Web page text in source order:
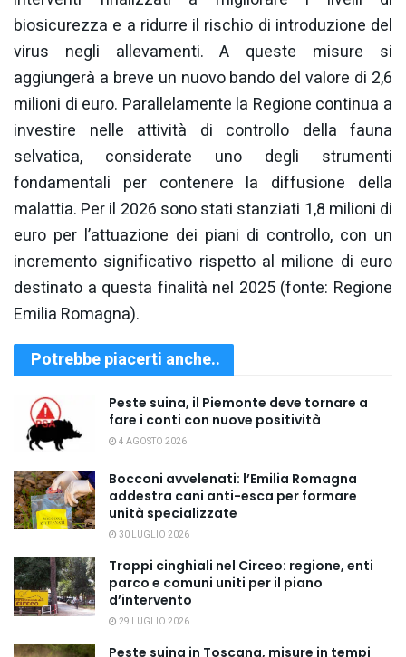
biosicurezza e a ridurre il rischio di introduzione del
virus negli allevamenti. A queste misure si
aggiungerà a breve un nuovo bando del valore di 2,6
milioni di euro. Parallelamente la Regione continua a
investire nelle attività di controllo della fauna
selvatica, considerate uno degli strumenti
fondamentali per contenere la diffusione della
malattia. Per il 2026 sono stati stanziati 1,8 milioni di
euro per l’attuazione dei piani di controllo, con un
incremento significativo rispetto al milione di euro
destinato a questa finalità nel 2025 (fonte: Regione
Emilia Romagna).
Potrebbe piacerti anche..
Peste suina, il Piemonte deve tornare a
fare i conti con nuove positività
4 AGOSTO 2026
Bocconi avvelenati: l’Emilia Romagna
addestra cani anti-esca per formare
unità specializzate
30 LUGLIO 2026
Troppi cinghiali nel Circeo: regione, enti
parco e comuni uniti per il piano
d’intervento
29 LUGLIO 2026
Peste suina in Toscana, misure in tempi